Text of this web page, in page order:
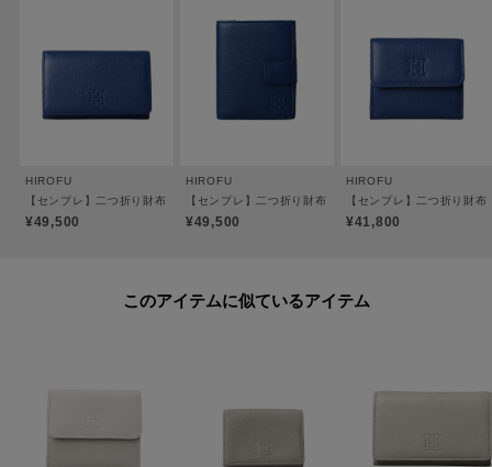
シュリンク（収縮）加工によるナチュラルな「シボ」が特徴で、一枚一枚革
の表情が異なります。傷が比較的目立ちにくく、使うほどに柔らかさが増し
オンラインサイトの各アイテムにある「ハートマーク」をクリックして簡単
に追加できます！
※商品ご購入時にお渡しするお買上げ証明書にお取り扱い上のご注意とお手
※照明の関係により、実際よりも色味が違って見える場合があります。ま
た、パソコン・スマートフォンなどの環境により、若干製品と画像のカラー
HIROFU
【センプレ】二つ折り財布 レザー ウォレット 本革（商品番号：P25-50101）
¥49,500
HIROFU
【センプレ】二つ折り財布 レザー ウォレット 本革（商
¥49,500
HIROFU
【センプレ】二つ折り財
¥41,800
このアイテムに似ているアイテム